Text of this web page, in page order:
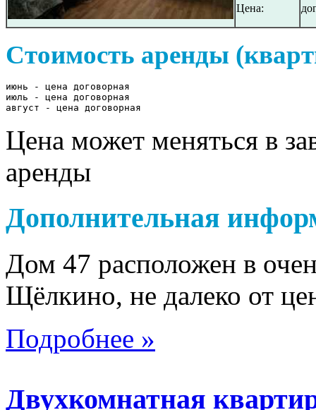
Цена:
Стоимость аренды
июнь - цена договорная
июль - цена договорная
август - цена договорная
Цена может меняться в
аренды
Дополнительная
Дом 47 расположен в
Щёлкино, не далеко от
Подробнее »
Двухкомнатная